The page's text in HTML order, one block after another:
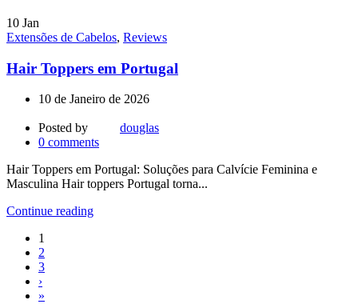
10 Jan
Extensões de Cabelos, Reviews
Hair Toppers em Portugal
10 de Janeiro de 2026
Posted by
douglas
0 comments
Hair Toppers em Portugal: Soluções para Calvície Feminina e
Masculina Hair toppers Portugal torna...
Continue reading
1
2
3
›
»